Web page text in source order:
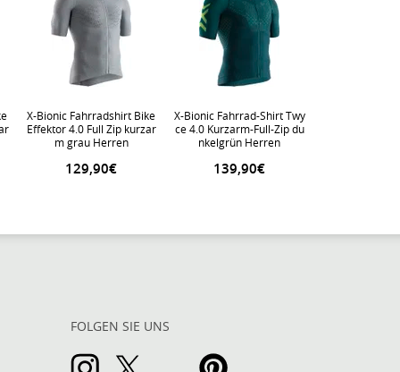
X-Bionic Fahrradshirt Bike
Effektor 4.0 Full Zip kurzar
m grau Herren
129,90€
X-Bionic Fahrrad-Shirt Twy
ce 4.0 Kurzarm-Full-Zip du
nkelgrün Herren
139,90€
FOLGEN SIE UNS